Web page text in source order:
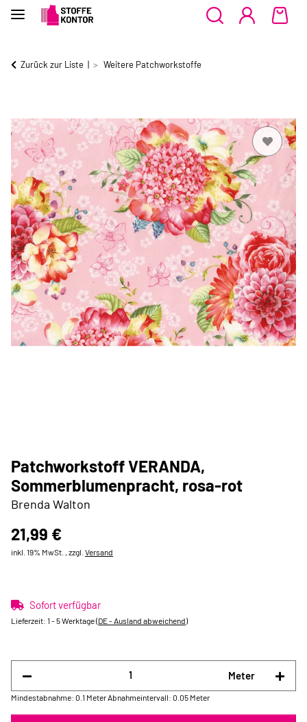
Zurück zur Liste Weitere Patchworkstoffe
Patchworkstoff VERANDA,
Sommerblumenpracht, rosa-rot
Brenda Walton
21,99 €
inkl. 19% MwSt. , zzgl. Versand
Sofort verfügbar
Lieferzeit: 1 - 5 Werktage(DE - Ausland abweichend)
Meter
Mindestabnahme: 0.1 Meter Abnahmeintervall: 0.05 Meter